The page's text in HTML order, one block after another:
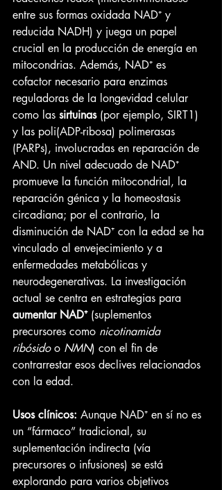
entre sus formas oxidada NAD⁺ y
reducida NADH) y juega un papel
crucial en la producción de energía en
mitocondrias. Además, NAD⁺ es
cofactor necesario para enzimas
reguladoras de la longevidad celular
como las sirtuinas (por ejemplo, SIRT1)
y las poli(ADP-ribosa) polimerasas
(PARPs), involucradas en reparación de
AND. Un nivel adecuado de NAD⁺
promueve la función mitocondrial, la
reparación génica y la homeostasis
circadiana; por el contrario, la
disminución de NAD⁺ con la edad se ha
vinculado al envejecimiento y a
enfermedades metabólicas y
neurodegenerativas. La investigación
actual se centra en estrategias para
aumentar NAD⁺ (suplementos
precursores como nicotinamida
ribósido o NMN) con el fin de
contrarrestar esos declives relacionados
con la edad.
Usos clínicos: Aunque NAD⁺ en sí no es
un “fármaco” tradicional, su
suplementación indirecta (vía
precursores o infusiones) se está
explorando para varios objetivos